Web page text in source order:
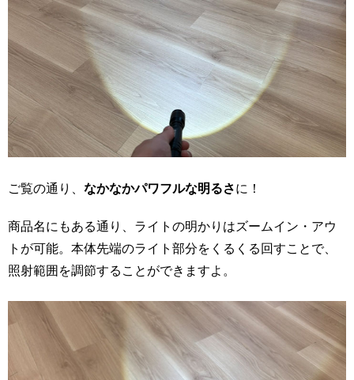
ご覧の通り、 なかなかパワフルな明るさに！
商品名にもある通り、ライトの明かりはズームイン・アウ
トが可能。本体先端のライト部分をくるくる回すことで、
照射範囲を調節することができますよ。